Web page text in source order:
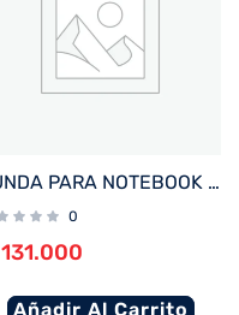
FUNDA PARA NOTEBOOK FTX SEDA-LV 15.6″ LAVANDA
0
131.000
Añadir Al Carrito